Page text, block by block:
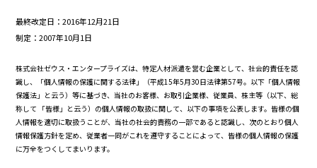
最終改定日：2016年12月21日
制定：2007年10月1日
株式会社ゼウス・エンタープライズは、特定人材派遣を営む企業として、社会的責任を認
識し、「個人情報の保護に関する法律」（平成15年5月30日法律第57号。以下「個人情報
保護法」と云う）等に基づき、当社のお客様、お取引企業様、従業員、株主等（以下、総
称して 「皆様」と云う）の個人情報の取扱に関して、以下の事項を公表します。皆様の個
人情報を適切に取扱うことが、当社の社会的責務の一部であると認識し、次のとおり個人
情報保護方針を定め、従業者一同がこれを遵守することによって、皆様の個人情報の保護
に万全をつくしてまいります。